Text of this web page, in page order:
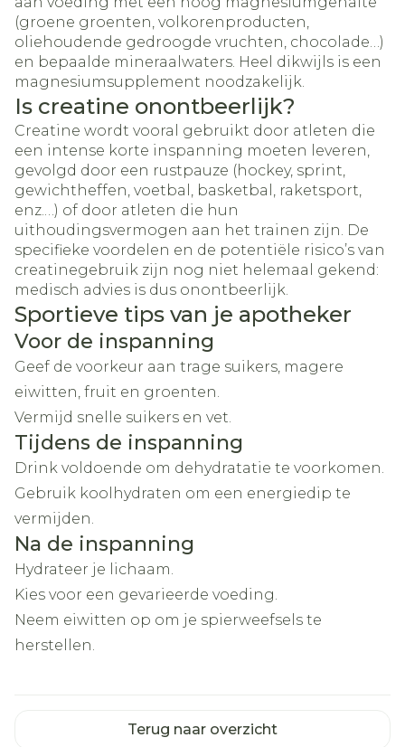
(groene groenten, volkorenproducten,
oliehoudende gedroogde vruchten, chocolade…)
en bepaalde mineraalwaters. Heel dikwijls is een
magnesiumsupplement noodzakelijk.
Is creatine onontbeerlijk?
Creatine wordt vooral gebruikt door atleten die
een intense korte inspanning moeten leveren,
gevolgd door een rustpauze (hockey, sprint,
gewichtheffen, voetbal, basketbal, raketsport,
enz.…) of door atleten die hun
uithoudingsvermogen aan het trainen zijn. De
specifieke voordelen en de potentiële risico’s van
creatinegebruik zijn nog niet helemaal gekend:
medisch advies is dus onontbeerlijk.
Sportieve tips van je apotheker
Voor de inspanning
Geef de voorkeur aan trage suikers, magere
eiwitten, fruit en groenten.
Vermijd snelle suikers en vet.
Tijdens de inspanning
Drink voldoende om dehydratatie te voorkomen.
Gebruik koolhydraten om een energiedip te
vermijden.
Na de inspanning
Hydrateer je lichaam.
Kies voor een gevarieerde voeding.
Neem eiwitten op om je spierweefsels te
herstellen.
Terug naar overzicht